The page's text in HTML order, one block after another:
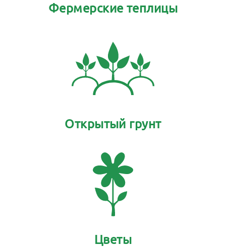
Фермерские теплицы
Открытый грунт
Цветы